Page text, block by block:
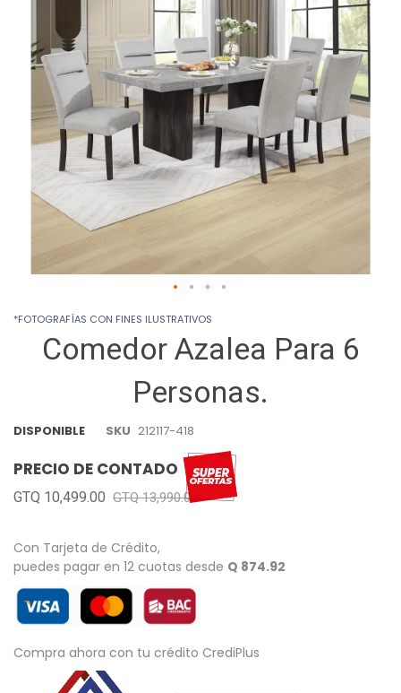
Comedor Azalea Para 6
Personas.
DISPONIBLE SKU 212117-418
PRECIO DE CONTADO
GTQ 10,499.00 GTQ 13,990.00
Con Tarjeta de Crédito,
puedes pagar en 12 cuotas desde Q 874.92
Compra ahora con tu crédito CrediPlus
to
beginning
gallery
*FOTOGRAFÍAS CON FINES ILUSTRATIVOS